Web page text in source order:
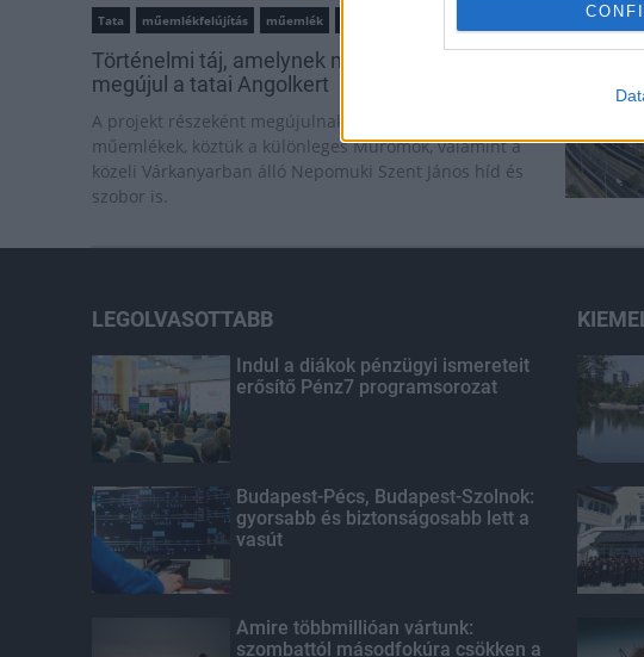
I want to allow
authentication
Tata műemlékfelújítás műemlék
Történelmi táj, amelynek minden köve mesél –
megújul a tatai Angolkert
A projekt részeként megújulnak a területen található
műemlékek, köztük a különleges Műromok, valamint a
közeli Várkanyarban álló Nepomuki Szent János híd és
szobor is.
LEGOLVASOTTABB
Indul a diákok pénzügyi ismereteit
erősítő Pénz7 programsorozat
Budapest-Pécs, Budapest-Szolnok:
gyorsabb és biztonságosabb lett a
vasút
Amire többmillióan vártunk:
szombattól másodfokúra csökken a